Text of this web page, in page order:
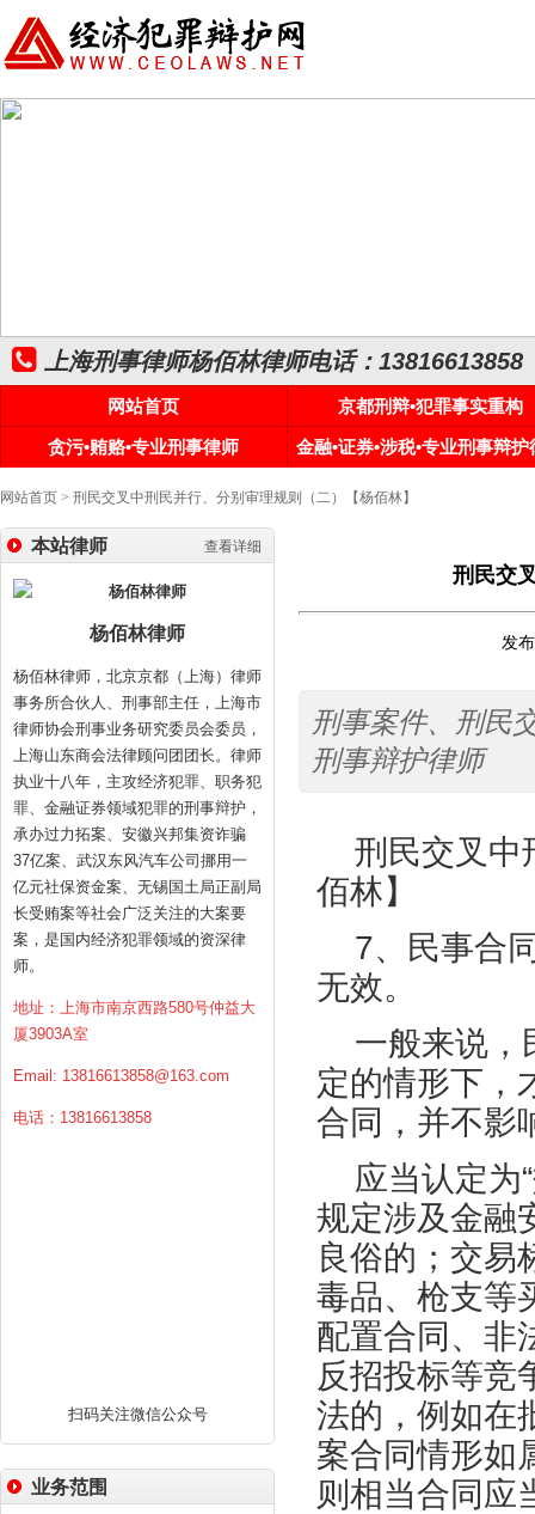
上海刑事律师杨佰林律师电话：13816613858
网站首页
京都刑辩•犯罪事实重构
贪污•贿赂•专业刑事律师
金融•证券•涉税•专业刑事辩护
网站首页 > 刑民交叉中刑民并行、分别审理规则（二）【杨佰林】
查看详细
本站律师
杨佰林律师
杨佰林律师，北京京都（上海）律师
事务所合伙人、刑事部主任，上海市
律师协会刑事业务研究委员会委员，
上海山东商会法律顾问团团长。律师
执业十八年，主攻经济犯罪、职务犯
罪、金融证券领域犯罪的刑事辩护，
承办过力拓案、安徽兴邦集资诈骗
37亿案、武汉东风汽车公司挪用一
亿元社保资金案、无锡国土局正副局
长受贿案等社会广泛关注的大案要
案，是国内经济犯罪领域的资深律
师。
地址：上海市南京西路580号仲益大
厦3903A室
Email: 13816613858@163.com
电话：13816613858
扫码关注微信公众号
业务范围
刑民交
发
刑事案件、刑民
刑事辩护律师
刑民交叉中
佰林】
7、民事合
无效。
一般来说，
定的情形下，
合同，并不影
应当认定为
规定涉及金融
良俗的；交易
毒品、枪支等
配置合同、非
反招投标等竞
法的，例如在
案合同情形如
则相当合同应